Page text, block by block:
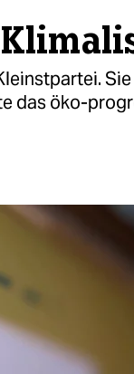
Sie
das öko-